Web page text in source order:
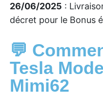
26/06/2025 :
décret pour le Bonus
💬
Tesla
Mimi62